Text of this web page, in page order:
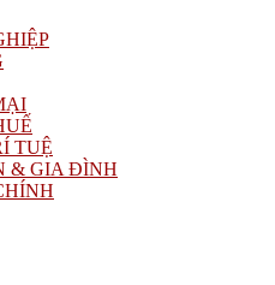
TUỆ
& GIA ĐÌNH